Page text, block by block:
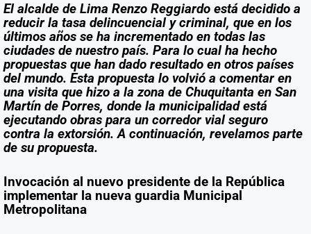
El alcalde de Lima Renzo Reggiardo está decidido a
reducir la tasa delincuencial y criminal, que en los
últimos años se ha incrementado en todas las
ciudades de nuestro país. Para lo cual ha hecho
propuestas que han dado resultado en otros países
del mundo. Esta propuesta lo volvió a comentar en
una visita que hizo a la zona de Chuquitanta en San
Martín de Porres, donde la municipalidad está
ejecutando obras para un corredor vial seguro
contra la extorsión. A continuación, revelamos parte
de su propuesta.
Invocación al nuevo presidente de la República
implementar la nueva guardia Municipal
Metropolitana